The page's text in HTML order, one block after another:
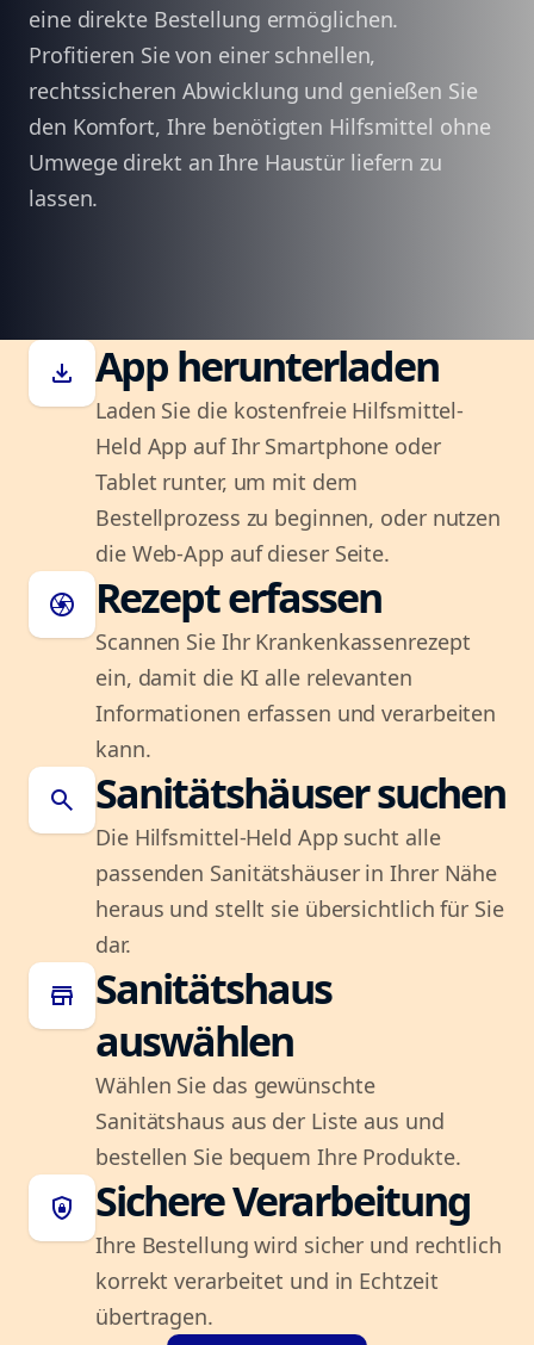
eine direkte Bestellung ermöglichen.
Profitieren Sie von einer schnellen,
rechtssicheren Abwicklung und genießen Sie
den Komfort, Ihre benötigten Hilfsmittel ohne
Umwege direkt an Ihre Haustür liefern zu
lassen.
download App herunterladen
Laden Sie die kostenfreie Hilfsmittel-
Held App auf Ihr Smartphone oder
Tablet runter, um mit dem
Bestellprozess zu beginnen, oder nutzen
die Web-App auf dieser Seite.
camera Rezept erfassen
Scannen Sie Ihr Krankenkassenrezept
ein, damit die KI alle relevanten
Informationen erfassen und verarbeiten
kann.
search Sanitätshäuser suchen
Die Hilfsmittel-Held App sucht alle
passenden Sanitätshäuser in Ihrer Nähe
heraus und stellt sie übersichtlich für Sie
dar.
store
Sanitätshaus
auswählen
Wählen Sie das gewünschte
Sanitätshaus aus der Liste aus und
bestellen Sie bequem Ihre Produkte.
shield_lock Sichere Verarbeitung
Ihre Bestellung wird sicher und rechtlich
korrekt verarbeitet und in Echtzeit
übertragen.